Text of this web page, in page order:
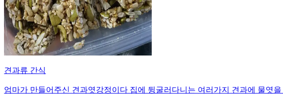
견과류 간식
엄마가 만들어주신 견과엿강정이다 집에 뒹굴러다니는 여러가지 견과에 물엿